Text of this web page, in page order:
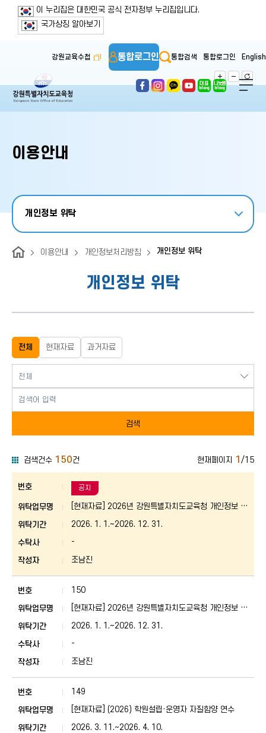
본문 바로가기
주메뉴 바로가기
보조메뉴 바로가기
푸터 바로가기
이 누리집은 대한민국 공식 전자정부 누리집입니다.
국가상징 알아보기
강원교육수첩 통합로그인 통합검색 통합로그인 English
이용안내
개인정보 위탁
이용안내 개인정보처리방침 개인정보 위탁
개인정보 위탁
전체 현재자료 과거자료
검색
검색건수 150건 현재페이지 1 /15
공지
[현재자료] 2026년 강원특별자치도교육청 개인정보 처
2026. 1. 1.~2026. 12. 31.
-
조남진
150
[현재자료] 2026년 강원특별자치도교육청 개인정보 처
2026. 1. 1.~2026. 12. 31.
-
조남진
149
[현재자료] (2026) 학원설립·운영자 자질함양 연수
2026. 3. 11.~2026. 4. 10.